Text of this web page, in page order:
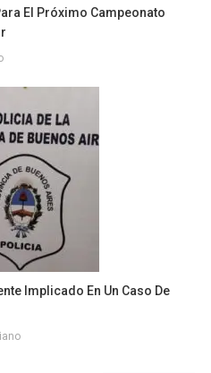
El Próximo Campeonato
Implicado En Un Caso De